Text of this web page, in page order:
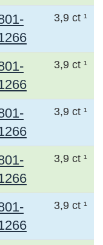
3,9 ct ¹
3,9 ct ¹
3,9 ct ¹
3,9 ct ¹
3,9 ct ¹